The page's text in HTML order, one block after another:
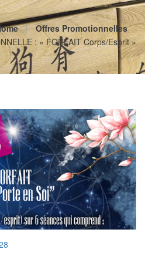
Offres Promotionnelles
: « FORFAIT Corps/Esprit »